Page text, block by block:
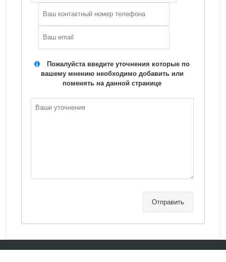
Пожалуйста введите уточнения которые по
вашему мнению необходимо добавить или
поменять на данной странице
Отправить